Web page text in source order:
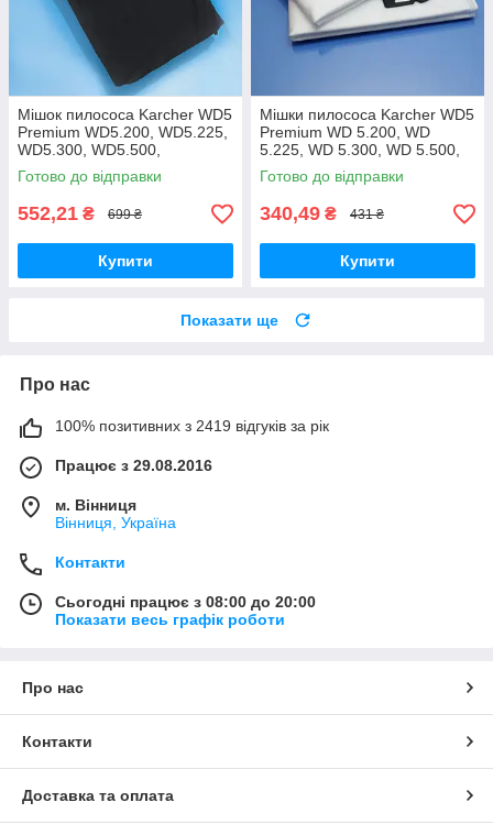
Мішок пилососа Karcher WD5
Premium WD5.200, WD5.225,
WD5.300, WD5.500,
WD5.470, WD5.260,
WD5.400, WD5.450
багаторазовий
Готово до відправки
552,21 ₴ 699 ₴
Купити
Мішки пилососа Karcher WD5
Premium WD 5.200, WD
5.225, WD 5.300, WD 5.500,
WD 5.470, WD 5.260, WD
5.400, WD 5.450, WD 5.220 -
2шт
Готово до відправки
340,49 ₴ 431 ₴
Купити
Показати ще
Про нас
100% позитивних з 2419 відгуків за рік
Працює з 29.08.2016
м. Вінниця
Вінниця, Україна
Контакти
Сьогодні працює з 08:00 до 20:00
Показати весь графік роботи
Про нас
Контакти
Доставка та оплата